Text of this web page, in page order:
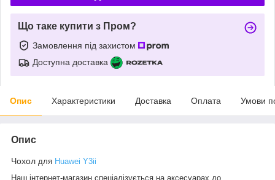
Що таке купити з Пром?
Замовлення під захистом
Доступна доставка
Опис Характеристики Доставка Оплата Умови
Опис
Чохол для Huawei Y3ii
Наш інтернет-магазин спеціалізується на аксесуарах до